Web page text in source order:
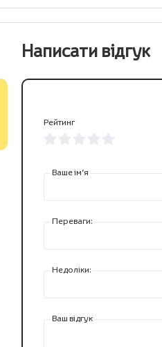
Написати відгук
Рейтинг
Ваше ім’я
Переваги:
Недоліки:
Ваш відгук